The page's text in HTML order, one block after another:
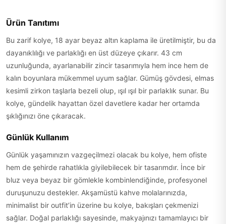
Ürün Tanıtımı
Bu zarif kolye, 18 ayar beyaz altın kaplama ile üretilmiştir, bu da
dayanıklılığı ve parlaklığı en üst düzeye çıkarır. 43 cm
uzunluğunda, ayarlanabilir zincir tasarımıyla hem ince hem de
kalın boyunlara mükemmel uyum sağlar. Gümüş gövdesi, elmas
kesimli zirkon taşlarla bezeli olup, ışıl ışıl bir parlaklık sunar. Bu
kolye, gündelik hayattan özel davetlere kadar her ortamda
şıklığınızı öne çıkaracak.
Günlük Kullanım
Günlük yaşamınızın vazgeçilmezi olacak bu kolye, hem ofiste
hem de şehirde rahatlıkla giyilebilecek bir tasarımdır. İnce bir
bluz veya beyaz bir gömlekle kombinlendiğinde, profesyonel
duruşunuzu destekler. Akşamüstü kahve molalarınızda,
minimalist bir outfit’in üzerine bu kolye, bakışları çekmenizi
sağlar. Doğal parlaklığı sayesinde, makyajınızı tamamlayıcı bir